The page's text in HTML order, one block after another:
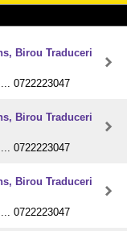
Birou Traduceri
0722223047
Birou Traduceri
0722223047
Birou Traduceri
0722223047